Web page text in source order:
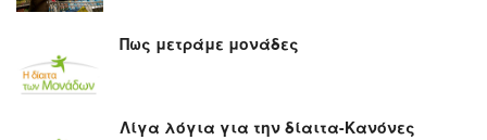
Πως μετράμε μονάδες
Λίγα λόγια για την δίαιτα-Κανόνες